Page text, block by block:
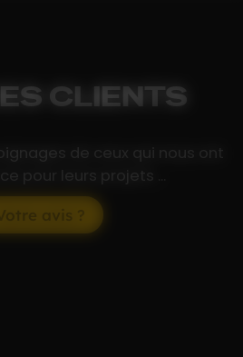
CLIENTS
de ceux qui nous ont